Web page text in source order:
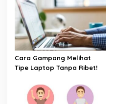
Cara Gampang Melihat
Tipe Laptop Tanpa Ribet!